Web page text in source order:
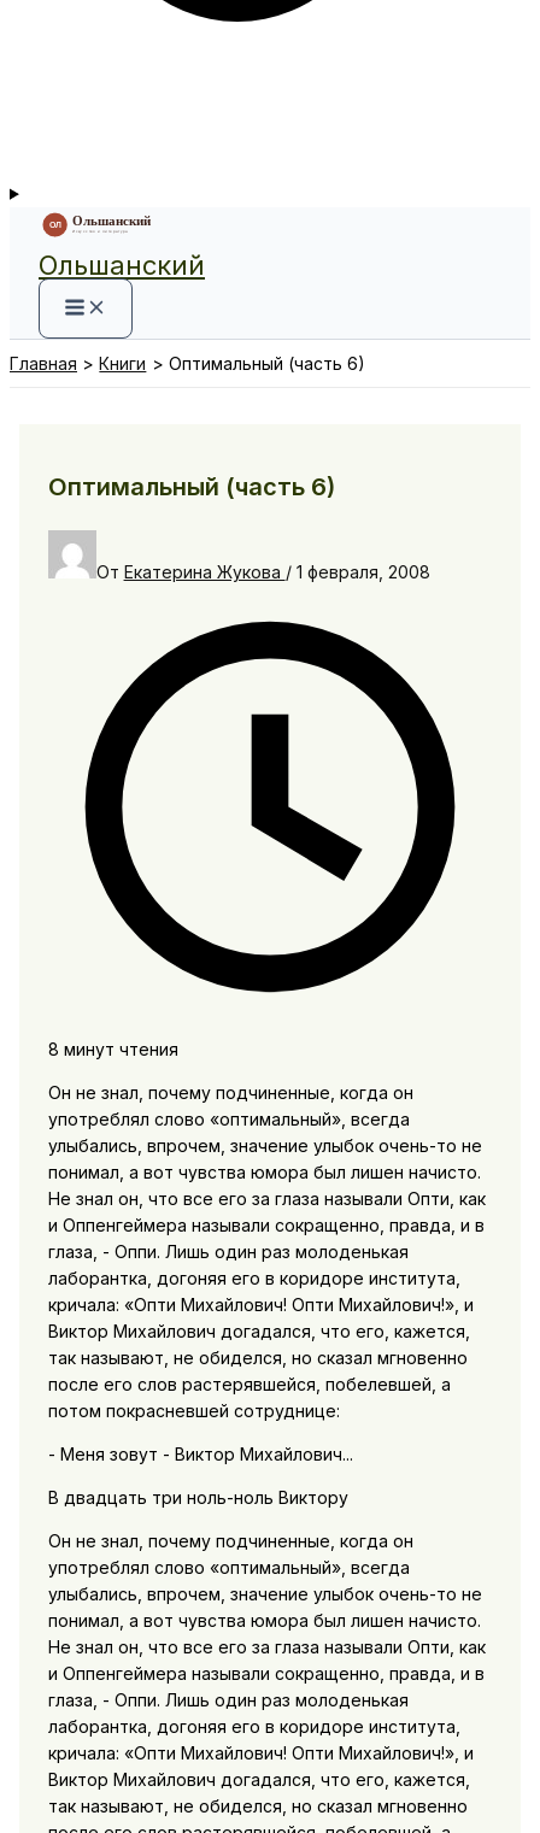
Ольшанский
Главная Книги Оптимальный (часть 6)
Оптимальный (часть 6)
От Екатерина Жукова / 1 февраля, 2008
8 минут чтения
Он не знал, почему подчиненные, когда он
употреблял слово «оптимальный», всегда
улыбались, впрочем, значение улыбок очень-то не
понимал, а вот чувства юмора был лишен начисто.
Не знал он, что все его за глаза называли Опти, как
и Оппенгеймера называли сокращенно, правда, и в
глаза, - Оппи. Лишь один раз молоденькая
лаборантка, догоняя его в коридоре института,
кричала: «Опти Михайлович! Опти Михайлович!», и
Виктор Михайлович догадался, что его, кажется,
так называют, не обиделся, но сказал мгновенно
после его слов растерявшейся, побелевшей, а
потом покрасневшей сотруднице:
- Меня зовут - Виктор Михайлович...
В двадцать три ноль-ноль Виктору
Он не знал, почему подчиненные, когда он
употреблял слово «оптимальный», всегда
улыбались, впрочем, значение улыбок очень-то не
понимал, а вот чувства юмора был лишен начисто.
Не знал он, что все его за глаза называли Опти, как
и Оппенгеймера называли сокращенно, правда, и в
глаза, - Оппи. Лишь один раз молоденькая
лаборантка, догоняя его в коридоре института,
кричала: «Опти Михайлович! Опти Михайлович!», и
Виктор Михайлович догадался, что его, кажется,
так называют, не обиделся, но сказал мгновенно